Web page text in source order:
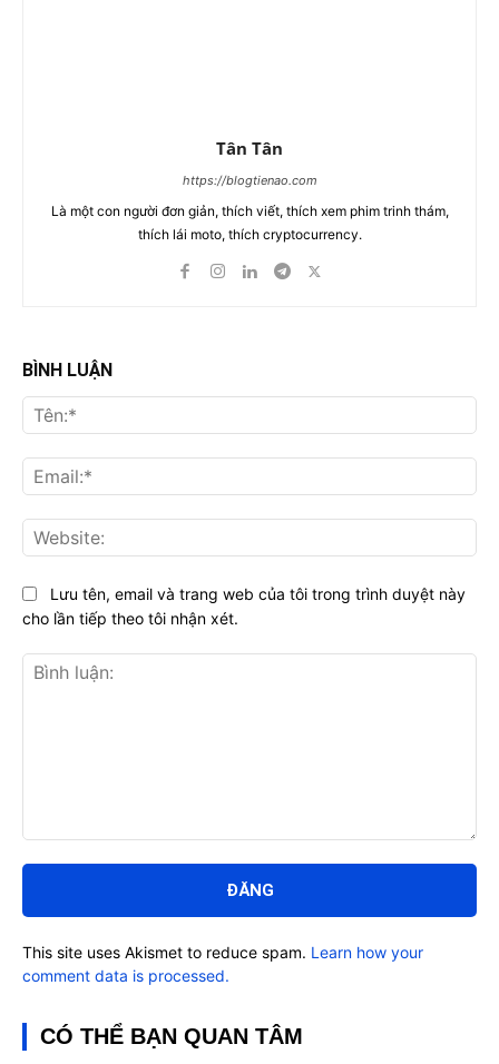
Tân Tân
https://blogtienao.com
Là một con người đơn giản, thích viết, thích xem phim trinh thám,
thích lái moto, thích cryptocurrency.
BÌNH LUẬN
luận:
Lưu tên, email và trang web của tôi trong trình duyệt này
cho lần tiếp theo tôi nhận xét.
This site uses Akismet to reduce spam. Learn how your
comment data is processed.
CÓ THỂ BẠN QUAN TÂM